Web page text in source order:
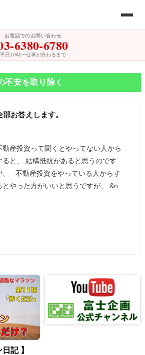
お電話でのお問い合わせ
6380-6780
平日10時〜仕事が終わるまで
不安を取り除く
お答えします。
動産投資って聞くとやってない人から
ると、 結構抵抗があると思うのです
、 不動産投資をやっている人からす
とやった方がいいと思うですが、 &n…
記 】